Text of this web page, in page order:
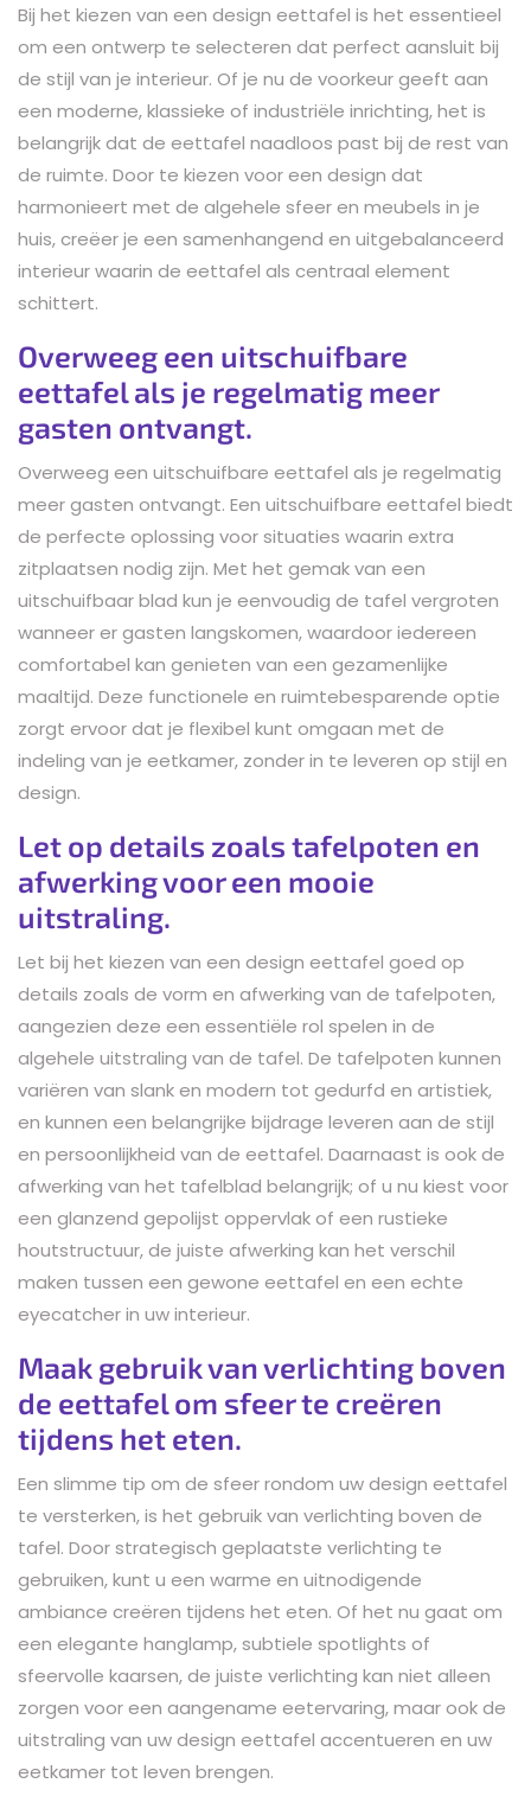
Bij het kiezen van een design eettafel is het essentieel
om een ontwerp te selecteren dat perfect aansluit bij
de stijl van je interieur. Of je nu de voorkeur geeft aan
een moderne, klassieke of industriële inrichting, het is
belangrijk dat de eettafel naadloos past bij de rest van
de ruimte. Door te kiezen voor een design dat
harmonieert met de algehele sfeer en meubels in je
huis, creëer je een samenhangend en uitgebalanceerd
interieur waarin de eettafel als centraal element
schittert.
Overweeg een uitschuifbare
eettafel als je regelmatig meer
gasten ontvangt.
Overweeg een uitschuifbare eettafel als je regelmatig
meer gasten ontvangt. Een uitschuifbare eettafel biedt
de perfecte oplossing voor situaties waarin extra
zitplaatsen nodig zijn. Met het gemak van een
uitschuifbaar blad kun je eenvoudig de tafel vergroten
wanneer er gasten langskomen, waardoor iedereen
comfortabel kan genieten van een gezamenlijke
maaltijd. Deze functionele en ruimtebesparende optie
zorgt ervoor dat je flexibel kunt omgaan met de
indeling van je eetkamer, zonder in te leveren op stijl en
design.
Let op details zoals tafelpoten en
afwerking voor een mooie
uitstraling.
Let bij het kiezen van een design eettafel goed op
details zoals de vorm en afwerking van de tafelpoten,
aangezien deze een essentiële rol spelen in de
algehele uitstraling van de tafel. De tafelpoten kunnen
variëren van slank en modern tot gedurfd en artistiek,
en kunnen een belangrijke bijdrage leveren aan de stijl
en persoonlijkheid van de eettafel. Daarnaast is ook de
afwerking van het tafelblad belangrijk; of u nu kiest voor
een glanzend gepolijst oppervlak of een rustieke
houtstructuur, de juiste afwerking kan het verschil
maken tussen een gewone eettafel en een echte
eyecatcher in uw interieur.
Maak gebruik van verlichting boven
de eettafel om sfeer te creëren
tijdens het eten.
Een slimme tip om de sfeer rondom uw design eettafel
te versterken, is het gebruik van verlichting boven de
tafel. Door strategisch geplaatste verlichting te
gebruiken, kunt u een warme en uitnodigende
ambiance creëren tijdens het eten. Of het nu gaat om
een elegante hanglamp, subtiele spotlights of
sfeervolle kaarsen, de juiste verlichting kan niet alleen
zorgen voor een aangename eetervaring, maar ook de
uitstraling van uw design eettafel accentueren en uw
eetkamer tot leven brengen.